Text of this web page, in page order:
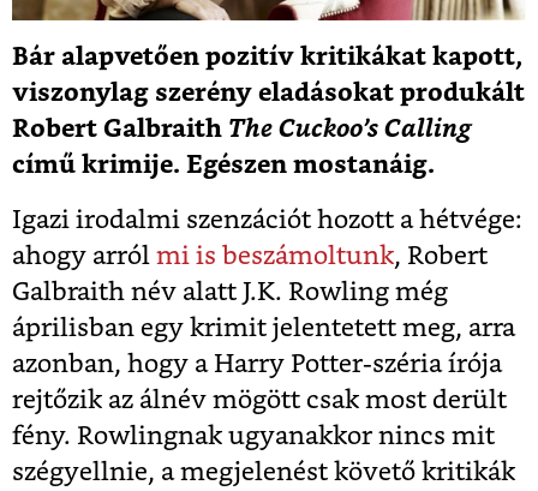
Bár alapvetően pozitív kritikákat kapott,
viszonylag szerény eladásokat produkált
Robert Galbraith The Cuckoo’s Calling
című krimije. Egészen mostanáig.
Igazi irodalmi szenzációt hozott a hétvége:
ahogy arról mi is beszámoltunk, Robert
Galbraith név alatt J.K. Rowling még
áprilisban egy krimit jelentetett meg, arra
azonban, hogy a Harry Potter-széria írója
rejtőzik az álnév mögött csak most derült
fény. Rowlingnak ugyanakkor nincs mit
szégyellnie, a megjelenést követő kritikák